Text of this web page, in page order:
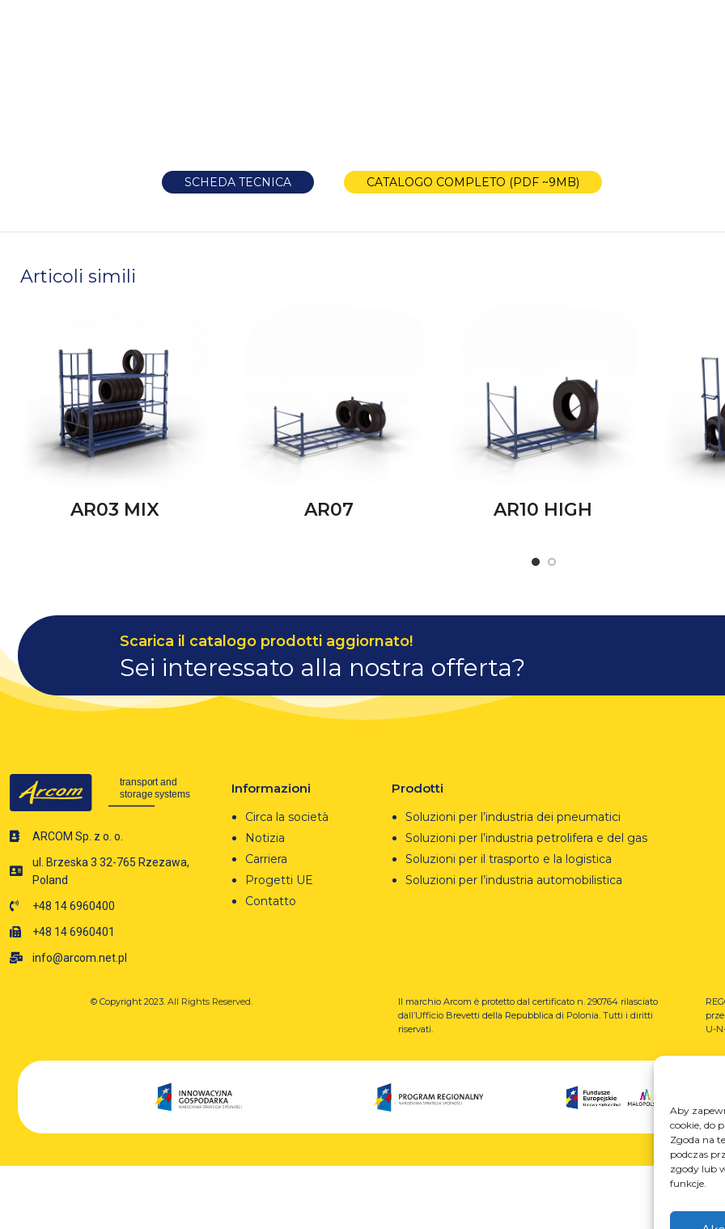
Aby
cookie, do
Zgoda na
podczas
zgody lub
funkcje.
SCHEDA TECNICA CATALOGO COMPLETO (PDF ~9MB)
Articoli simili
AR03 MIX AR07 AR10 HIGH
Scarica il catalogo prodotti aggiornato!
Sei interessato alla nostra offerta?
ARCOM Sp. z o. o.
ul. Brzeska 3 32-765 Rzezawa,
Poland
+48 14 6960400
+48 14 6960401
info@arcom.net.pl
Informazioni
Circa la società
Notizia
Carriera
Progetti UE
Contatto
Prodotti
Soluzioni per l’industria dei pneumatici
Soluzioni per l’industria petrolifera e del gas
Soluzioni per il trasporto e la logistica
Soluzioni per l’industria automobilistica
© Copyright 2023. All Rights Reserved.
Il marchio Arcom è protetto dal certificato n. 290764 rilasciato
dall’Ufficio Brevetti della Repubblica di Polonia. Tutti i diritti
riservati.
U-